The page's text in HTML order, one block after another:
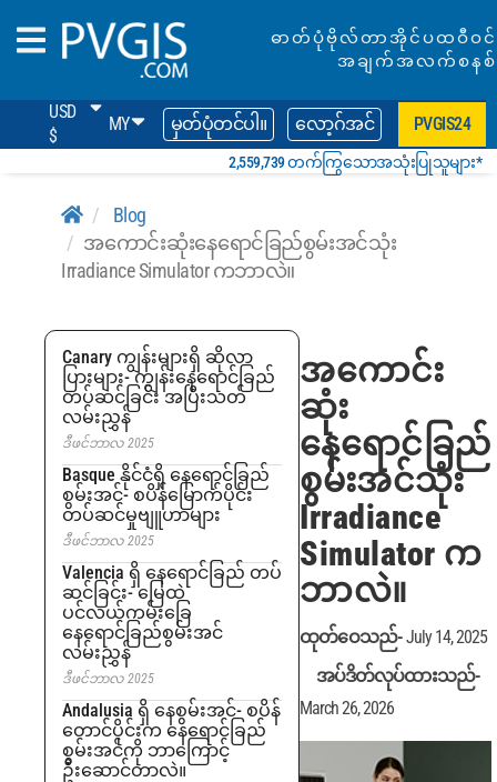
ဓာတ်ပုံဗိုလ်တာအိုင်ပထဝီဝင်
အချက်အလက်စနစ်
USD
$
MY မှတ်ပုံတင်ပါ။ လော့ဂ်အင် PVGIS24
2,559,739 တက်ကြွသောအသုံးပြုသူများ*
Blog
အကောင်းဆုံးနေရောင်ခြည်စွမ်းအင်သုံး
Irradiance Simulator ကဘာလဲ။
Canary ကျွန်းများရှိ ဆိုလာ
ပြားများ- ကျွန်းနေရောင်ခြည်
တပ်ဆင်ခြင်း အပြီးသတ်
လမ်းညွှန်
ဒီဖင်ဘာလ 2025
Basque နိုင်ငံရှိ နေရောင်ခြည်
စွမ်းအင်- စပိန်မြောက်ပိုင်း
တပ်ဆင်မှုဗျူဟာများ
ဒီဖင်ဘာလ 2025
Valencia ရှိ နေရောင်ခြည် တပ်
ဆင်ခြင်း- မြေထဲ
ပင်လယ်ကမ်းခြေ
နေရောင်ခြည်စွမ်းအင်
လမ်းညွှန်
ဒီဖင်ဘာလ 2025
Andalusia ရှိ နေစွမ်းအင်- စပိန်
တောင်ပိုင်းက နေရောင်ခြည်
စွမ်းအင်ကို ဘာကြောင့်
ဦးဆောင်တာလဲ။
အကောင်း
ဆုံး
နေရောင်ခြည်
စွမ်းအင်သုံး
Irradiance
Simulator က
ဘာလဲ။
ထုတ်ဝေသည်-July 14, 2025
အပ်ဒိတ်လုပ်ထားသည်-
March 26, 2026